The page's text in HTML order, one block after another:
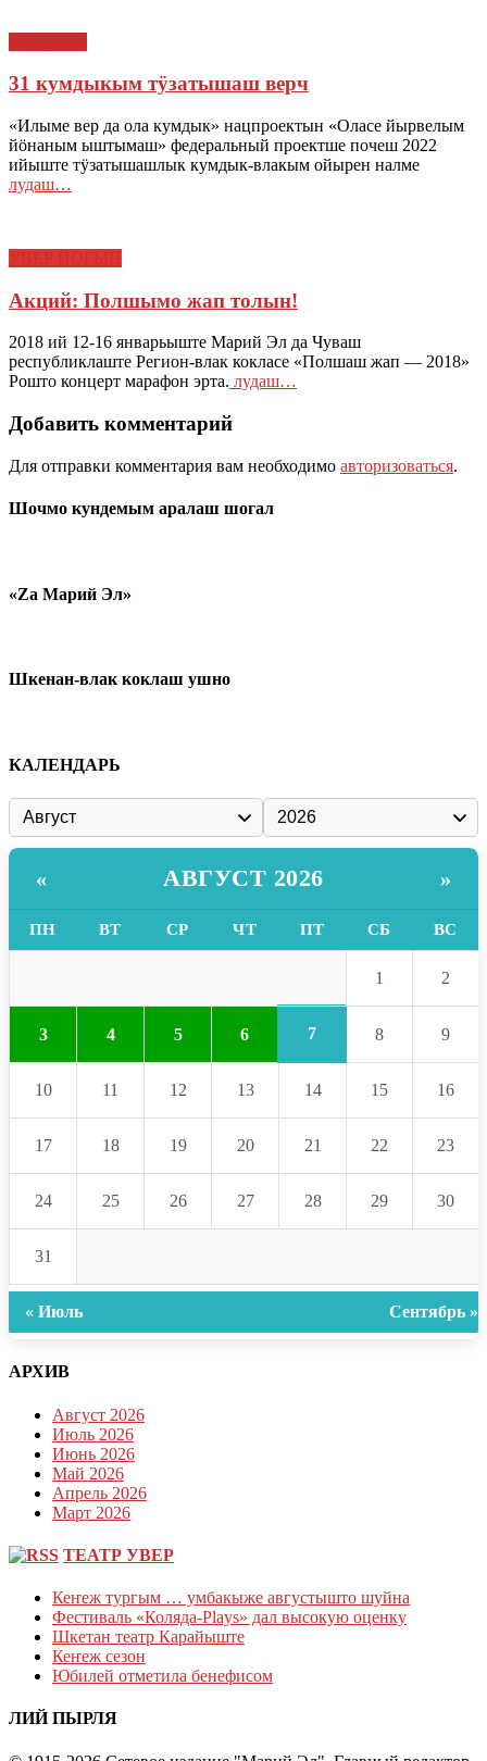
31 кумдыкым тӱзатышаш верч
«Илыме вер да ола кумдык» нацпроектын «Оласе йырвелым
йӧнаным ыштымаш» федеральный проектше почеш 2022
ийыште тӱзатышашлык кумдык-влакым ойырен налме
лудаш…
Акций: Полшымо жап толын!
2018 ий 12-16 январьыште Марий Эл да Чуваш
республиклаште Регион-влак кокласе «Полшаш жап — 2018»
Рошто концерт марафон эрта. лудаш…
Добавить комментарий
Для отправки комментария вам необходимо авторизоваться.
Шочмо кундемым аралаш шогал
«Zа Марий Эл»
Шкенан-влак коклаш ушно
КАЛЕНДАРЬ
« АВГУСТ 2026 »
ПН ВТ СР ЧТ ПТ СБ ВС
1 2
3 4 5 6 7 8 9
10 11 12 13 14 15 16
17 18 19 20 21 22 23
24 25 26 27 28 29 30
31
« Июль Сентябрь »
АРХИВ
Август 2026
Июль 2026
Июнь 2026
Май 2026
Апрель 2026
Март 2026
ТЕАТР УВЕР
Кеҥеж тургым … умбакыже августышто шуйна
Фестиваль «Коляда-Plays» дал высокую оценку
Шкетан театр Карайыште
Кеҥеж сезон
Юбилей отметила бенефисом
ЛИЙ ПЫРЛЯ